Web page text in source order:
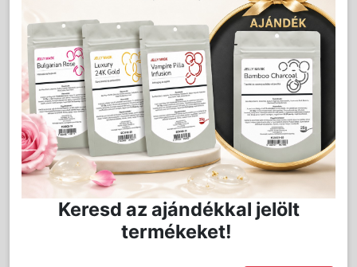
Részletes Leírás
Karma fa masszázságy, összecsukható,
hordozható kivitelben, strapabíró fekete
hordozó táskával. Az ágy kis súlya, nagy
teherbírása alkalmassá teszi a vendég
otthonában történő masszázsra. Állítható
háttámlával, teleszkópos lábakkal, és
arcnyílással rendelkezik.
Keresd az ajándékkal jelölt
termékeket!